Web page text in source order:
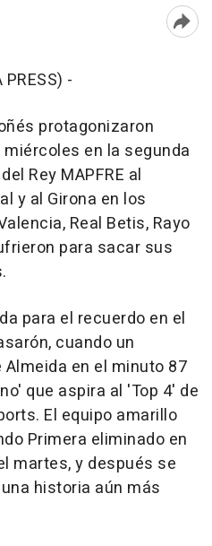
PRESS) -
protagonizaron
en la segunda
Rey MAPFRE al
y al Girona en los
Real Betis, Rayo
para sacar sus
para el recuerdo en el
cuando un
en el minuto 87
que aspira al 'Top 4' de
El equipo amarillo
Primera eliminado en
martes, y después se
historia aún más